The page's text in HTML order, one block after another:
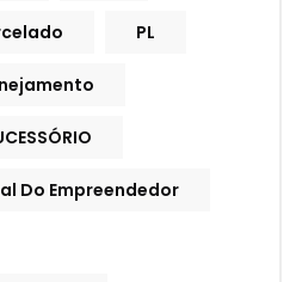
PL
Do Empreendedor